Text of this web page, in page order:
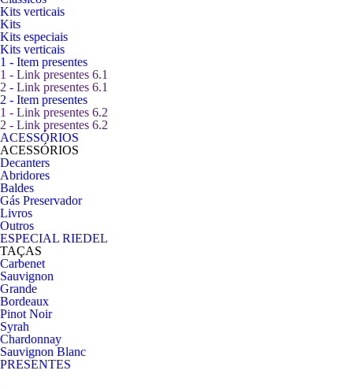
Kits verticais
Kits
Kits especiais
Kits verticais
1 - Item presentes
1 - Link presentes 6.1
2 - Link presentes 6.1
2 - Item presentes
1 - Link presentes 6.2
2 - Link presentes 6.2
ACESSÓRIOS
ACESSÓRIOS
Decanters
Abridores
Baldes
Gás Preservador
Livros
Outros
ESPECIAL RIEDEL
TAÇAS
Carbenet
Sauvignon
Grande
Bordeaux
Pinot Noir
Syrah
Chardonnay
Sauvignon Blanc
PRESENTES